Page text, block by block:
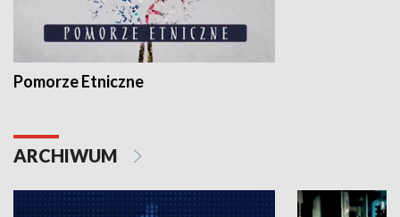
Pomorze Etniczne
ARCHIWUM